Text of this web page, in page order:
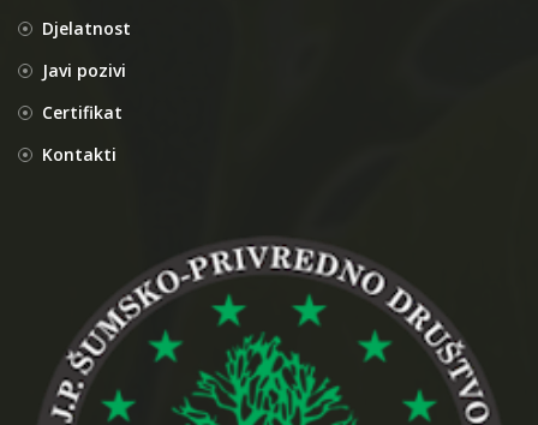
Djelatnost
Javi pozivi
Certifikat
Kontakti